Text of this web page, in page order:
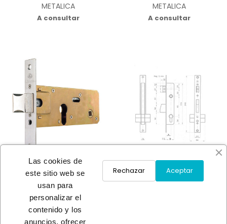
METALICA
A consultar
METALICA
A consultar
CERRADURA EMBUTIR
METALICA
A consultar
Las cookies de
este sitio web se
usan para
personalizar el
contenido y los
anuncios, ofrecer
Aceptar
Rechazar